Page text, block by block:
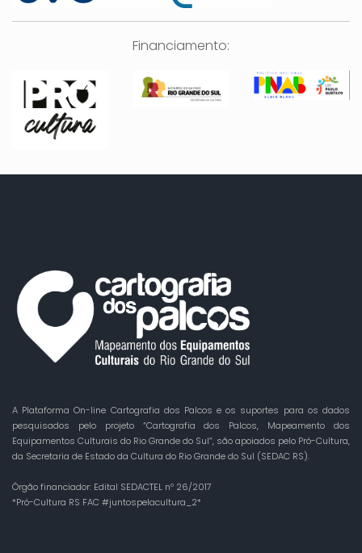
Financiamento:
A Plataforma On-line Cartografia dos Palcos e os suportes para os dados
pesquisados pelo projeto “Cartografia dos Palcos, Mapeamento dos
Equipamentos Culturais do Rio Grande do Sul”, são apoiados pelo Pró-Cultura,
da Secretaria de Estado da Cultura do Rio Grande do Sul (SEDAC RS).
Órgão financiador: Edital SEDACTEL nº 26/2017
*Pró-Cultura RS FAC #juntospelacultura_2*